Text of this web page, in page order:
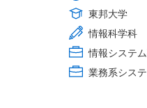
東邦大学
情報科学科
情報システ
業務系シス